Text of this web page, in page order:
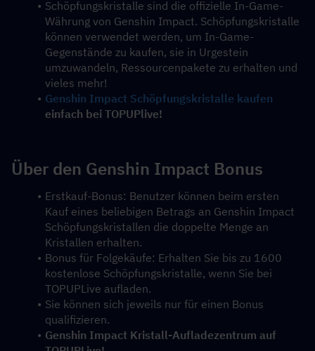
Schöpfungskristalle sind die offizielle In-Game-
Währung von Genshin Impact. Schöpfungskristalle
können verwendet werden, um In-Game-
Gegenstände zu kaufen, sie in Urgestein
umzuwandeln, Ressourcenpakete zu erhalten und
vieles mehr!
Genshin Impact Schöpfungskristalle kaufen
einfach bei TOPUPlive!
Über den Genshin Impact Bonus
Erstkauf-Bonus: Benutzer können beim ersten
Kauf eines beliebigen Betrags an Genshin Impact
Schöpfungskristallen die doppelte Menge an
Kristallen erhalten.
Bonus für Folgekäufe: Erhalten Sie bis zu 1600
kostenlose Schöpfungskristalle, wenn Sie bei
TOPUPLive aufladen.
Sie können sich jeweils nur für einen Bonus
qualifizieren.
Genshin Impact Kristall-Aufladezentrum auf